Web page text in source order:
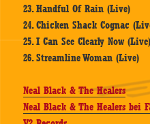
23. Handful Of Rain (Live)
24. Chicken Shack Cognac
25. I Can See Clearly Now (Live)
26. Streamline Woman (Live)
Neal Black & The Healers
Neal Black & The Healers bei